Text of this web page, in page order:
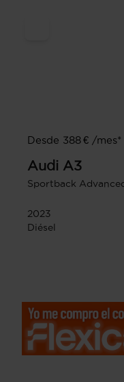
Desde 388 € /mes*
Audi A3
Sportback
2023
Diésel